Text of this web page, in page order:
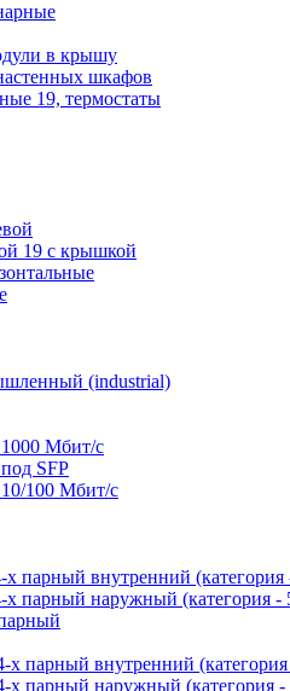
в крышу
шкафов
19, термостаты
19 с крышкой
(industrial)
Мбит/с
SFP
100 Мбит/с
х парный внутренний
х парный наружный (категория -
х парный внутренний
х парный наружный (категория